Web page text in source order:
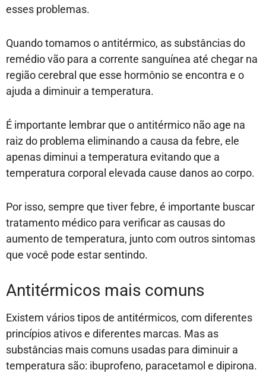
esses problemas.
Quando tomamos o antitérmico, as substâncias do
remédio vão para a corrente sanguínea até chegar na
região cerebral que esse hormônio se encontra e o
ajuda a diminuir a temperatura.
É importante lembrar que o antitérmico não age na
raiz do problema eliminando a causa da febre, ele
apenas diminui a temperatura evitando que a
temperatura corporal elevada cause danos ao corpo.
Por isso, sempre que tiver febre, é importante buscar
tratamento médico para verificar as causas do
aumento de temperatura, junto com outros sintomas
que você pode estar sentindo.
Antitérmicos mais comuns
Existem vários tipos de antitérmicos, com diferentes
princípios ativos e diferentes marcas. Mas as
substâncias mais comuns usadas para diminuir a
temperatura são: ibuprofeno, paracetamol e dipirona.